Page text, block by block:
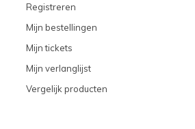
Registreren
Mijn bestellingen
Mijn tickets
Mijn verlanglijst
Vergelijk producten